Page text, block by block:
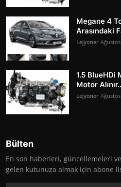
Megane 4
Arasındaki
Lejyoner
1.5 BlueHDi
Motor
Lejyoner
Bülten
En son haberleri, güncellemeleri
gelen kutunuza almak için abone